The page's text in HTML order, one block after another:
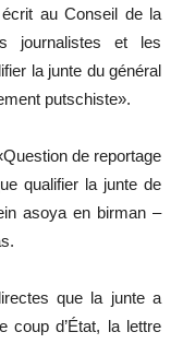
au Conseil de la
journalistes et les
la junte du général
putschiste».
de reportage
qualifier la junte de
asoya en birman –
que la junte a
coup d’État, la lettre